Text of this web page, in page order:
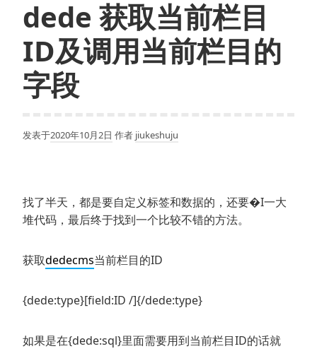
dede 获取当前栏目
ID及调用当前栏目的
字段
发表于2020年10月2日 作者 jiukeshuju
找了半天，都是要自定义标签和数据的，还要�I一大
堆代码，最后终于找到一个比较不错的方法。
获取dedecms当前栏目的ID
{dede:type}[field:ID /]{/dede:type}
如果是在{dede:sql}里面需要用到当前栏目ID的话就